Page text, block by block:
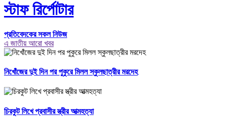
স্টাফ রির্পোটার
প্রতিবেদকের সকল নিউজ
এ জাতীয় আরো খবর
নিখোঁজের দুই দিন পর পুকুরে মিলল স্কুলছাত্রীর মরদেহ
চিরকুট লিখে প্রবাসীর স্ত্রীর আত্মহত্যা